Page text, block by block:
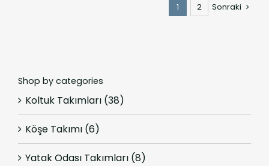
1 2 Sonraki
Shop by categories
Koltuk Takımları (38)
Köşe Takımı (6)
Yatak Odası Takımları (8)